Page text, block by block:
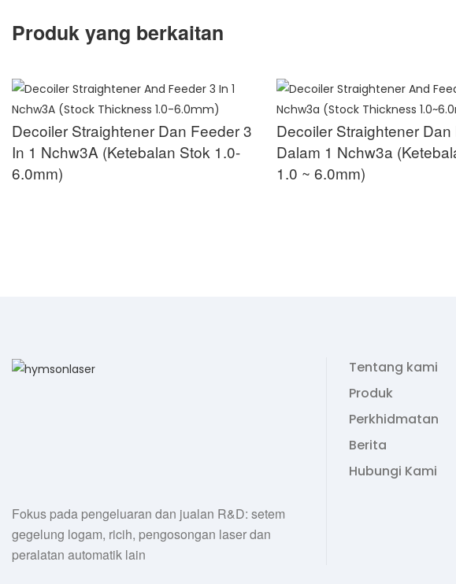
Produk yang berkaitan
Decoiler Straightener Dan Feeder 3
In 1 Nchw3A (Ketebalan Stok 1.0-
6.0mm)
Decoiler Straightener
Dalam 1 Nchw3a
1.0 ~ 6.0mm)
Fokus pada pengeluaran dan jualan R&D: setem
gegelung logam, ricih, pengosongan laser dan
peralatan automatik lain
Tentang kami
Produk
Perkhidmatan
Berita
Hubungi Kami